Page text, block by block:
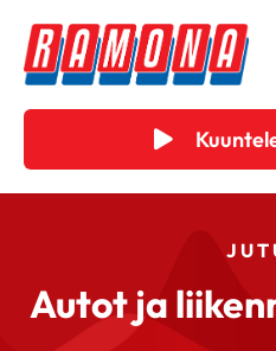
Autot ja